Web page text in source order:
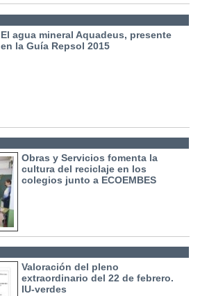
El agua mineral Aquadeus, presente
en la Guía Repsol 2015
Obras y Servicios fomenta la
cultura del reciclaje en los
colegios junto a ECOEMBES
Valoración del pleno
extraordinario del 22 de febrero.
IU-verdes